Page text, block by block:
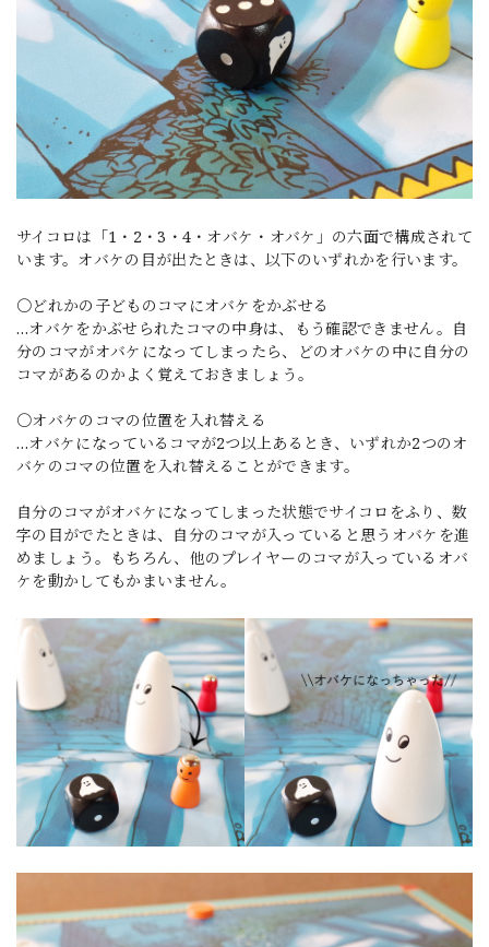
サイコロは「1・2・3・4・オバケ・オバケ」の六面で構成されて
います。オバケの目が出たときは、以下のいずれかを行います。
〇どれかの子どものコマにオバケをかぶせる
…オバケをかぶせられたコマの中身は、もう確認できません。自
分のコマがオバケになってしまったら、どのオバケの中に自分の
コマがあるのかよく覚えておきましょう。
〇オバケのコマの位置を入れ替える
…オバケになっているコマが2つ以上あるとき、いずれか2つのオ
バケのコマの位置を入れ替えることができます。
自分のコマがオバケになってしまった状態でサイコロをふり、数
字の目がでたときは、自分のコマが入っていると思うオバケを進
めましょう。もちろん、他のプレイヤーのコマが入っているオバ
ケを動かしてもかまいません。